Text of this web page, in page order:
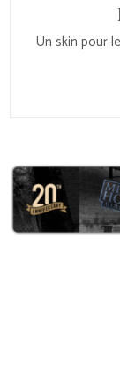
Un skin pour